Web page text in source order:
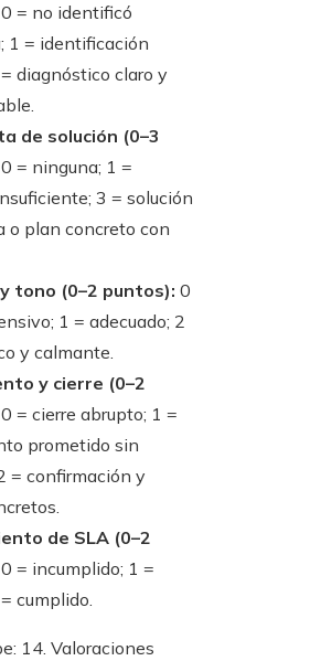
0 = no identificó
1 = identificación
diagnóstico claro y
de solución (0–3
0 = ninguna; 1 =
3 = solución
o plan concreto con
tono (0–2 puntos): 0
1 = adecuado; 2
y calmante.
y cierre (0–2
0 = cierre abrupto; 1 =
prometido sin
= confirmación y
de SLA (0–2
0 = incumplido; 1 =
cumplido.
14. Valoraciones